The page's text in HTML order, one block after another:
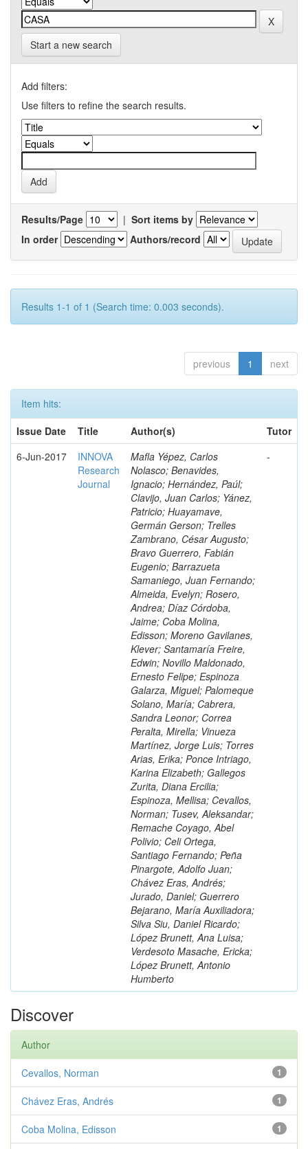
Start a new search
Add filters:
Use filters to refine the search results.
Results/Page | Sort items by
In order
Authors/record
Results 1-1 of 1 (Search time: 0.003 seconds).
previous 1 next
Item hits:
Issue Date
Title Author(s)
Tutor
6-Jun-2017
INNOVA
Research
Journal
Mafla Yépez, Carlos
Nolasco; Benavides,
Ignacio; Hernández, Paúl;
Clavijo, Juan Carlos; Yánez,
Patricio; Huayamave,
Germán Gerson; Trelles
Zambrano, César Augusto;
Bravo Guerrero, Fabián
Eugenio; Barrazueta
Samaniego, Juan Fernando;
Almeida, Evelyn; Rosero,
Andrea; Díaz Córdoba,
Jaime; Coba Molina,
Edisson; Moreno Gavilanes,
Klever; Santamaría Freire,
Edwin; Novillo Maldonado,
Ernesto Felipe; Espinoza
Galarza, Miguel; Palomeque
Solano, María; Cabrera,
Sandra Leonor; Correa
Peralta, Mirella; Vinueza
Martínez, Jorge Luis; Torres
Arias, Erika; Ponce Intriago,
Karina Elizabeth; Gallegos
Zurita, Diana Ercilia;
Espinoza, Mellisa; Cevallos,
Norman; Tusev, Aleksandar;
Remache Coyago, Abel
Polivio; Celi Ortega,
Santiago Fernando; Peña
Pinargote, Adolfo Juan;
Chávez Eras, Andrés;
Jurado, Daniel; Guerrero
Bejarano, María Auxiliadora;
Silva Siu, Daniel Ricardo;
López Brunett, Ana Luisa;
Verdesoto Masache, Ericka;
López Brunett, Antonio
Humberto
-
Discover
Author
1
Cevallos, Norman
1
Chávez Eras, Andrés
1
Coba Molina, Edisson